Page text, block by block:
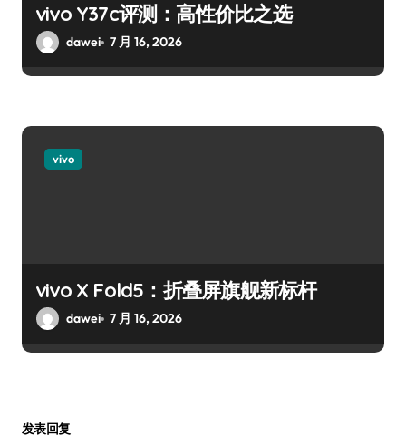
vivo Y37c评测：高性价比之选
dawei 7 月 16, 2026
vivo
vivo X Fold5：折叠屏旗舰新标杆
dawei 7 月 16, 2026
发表回复